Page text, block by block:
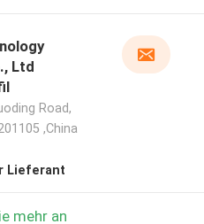
Ltd
Road,
,China
Lieferant
mehr an